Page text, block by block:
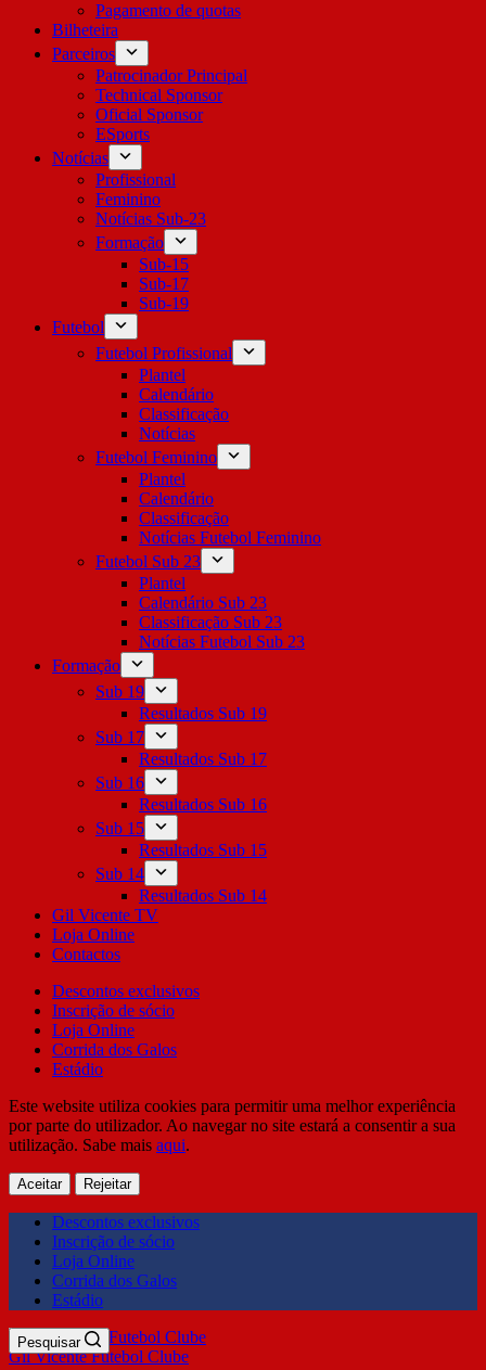
Pagamento de quotas
Bilheteira
Parceiros
Patrocinador Principal
Technical Sponsor
Oficial Sponsor
ESports
Notícias
Profissional
Feminino
Notícias Sub-23
Formação
Sub-15
Sub-17
Sub-19
Futebol
Futebol Profissional
Plantel
Calendário
Classificação
Notícias
Futebol Feminino
Plantel
Calendário
Classificação
Notícias Futebol Feminino
Futebol Sub 23
Plantel
Calendário Sub 23
Classificação Sub 23
Notícias Futebol Sub 23
Formação
Sub 19
Resultados Sub 19
Sub 17
Resultados Sub 17
Sub 16
Resultados Sub 16
Sub 15
Resultados Sub 15
Sub 14
Resultados Sub 14
Gil Vicente TV
Loja Online
Contactos
Descontos exclusivos
Inscrição de sócio
Loja Online
Corrida dos Galos
Estádio
Este website utiliza cookies para permitir uma melhor experiência
por parte do utilizador. Ao navegar no site estará a consentir a sua
utilização. Sabe mais aqui.
Aceitar Rejeitar
Descontos exclusivos
Inscrição de sócio
Loja Online
Corrida dos Galos
Estádio
Gil Vicente Futebol Clube
Pesquisar